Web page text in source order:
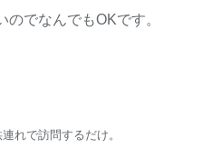
でなんでもOKです。
れで訪問するだけ。